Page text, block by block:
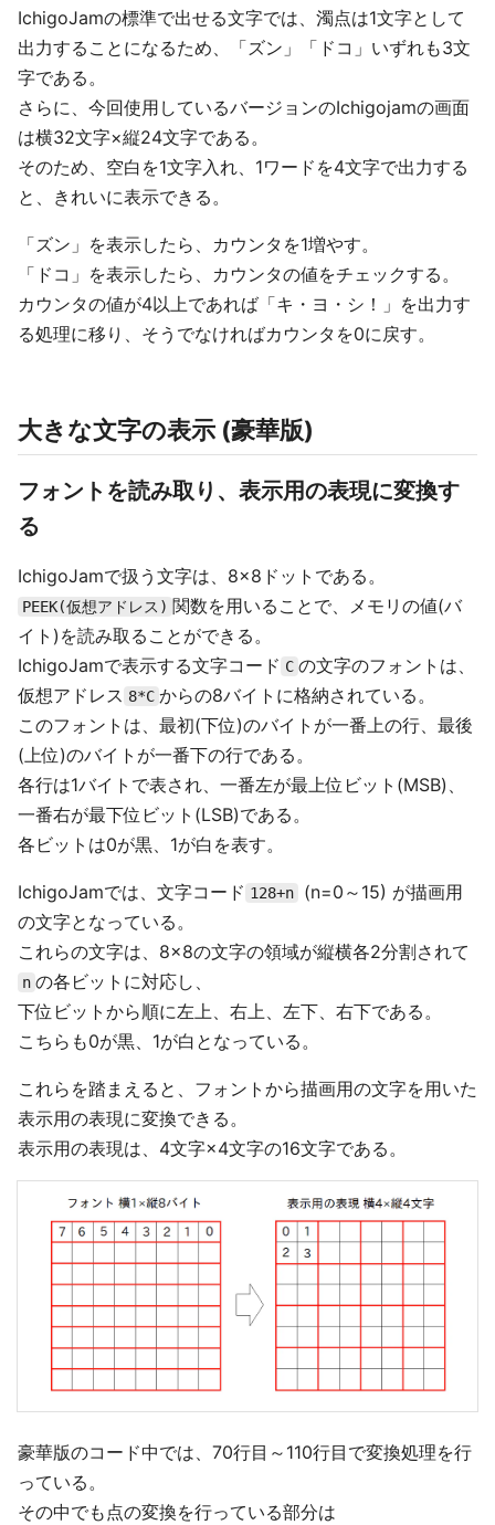
IchigoJamの標準で出せる文字では、濁点は1文字として
出力することになるため、「ズン」「ドコ」いずれも3文
字である。
さらに、今回使用しているバージョンのIchigojamの画面
は横32文字×縦24文字である。
そのため、空白を1文字入れ、1ワードを4文字で出力する
と、きれいに表示できる。
「ズン」を表示したら、カウンタを1増やす。
「ドコ」を表示したら、カウンタの値をチェックする。
カウンタの値が4以上であれば「キ・ヨ・シ！」を出力す
る処理に移り、そうでなければカウンタを0に戻す。
大きな文字の表示 (豪華版)
フォントを読み取り、表示用の表現に変換す
る
IchigoJamで扱う文字は、8×8ドットである。
PEEK(仮想アドレス) 関数を用いることで、メモリの値(バ
イト)を読み取ることができる。
IchigoJamで表示する文字コード C の文字のフォントは、
仮想アドレス 8*C からの8バイトに格納されている。
このフォントは、最初(下位)のバイトが一番上の行、最後
(上位)のバイトが一番下の行である。
各行は1バイトで表され、一番左が最上位ビット(MSB)、
一番右が最下位ビット(LSB)である。
各ビットは0が黒、1が白を表す。
IchigoJamでは、文字コード 128+n
(n=0～15) が描画用
の文字となっている。
これらの文字は、8×8の文字の領域が縦横各2分割されて
n の各ビットに対応し、
下位ビットから順に左上、右上、左下、右下である。
こちらも0が黒、1が白となっている。
これらを踏まえると、フォントから描画用の文字を用いた
表示用の表現に変換できる。
表示用の表現は、4文字×4文字の16文字である。
豪華版のコード中では、70行目～110行目で変換処理を行
っている。
その中でも点の変換を行っている部分は